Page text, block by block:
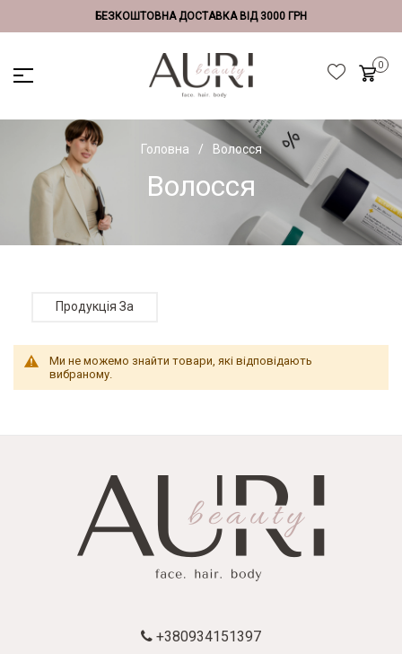
БЕЗКОШТОВНА ДОСТАВКА ВІД 3000 ГРН
Головна Волосся
Волосся
Ми не можемо знайти товари, які відповідають
вибраному.
Продукція За
+380934151397